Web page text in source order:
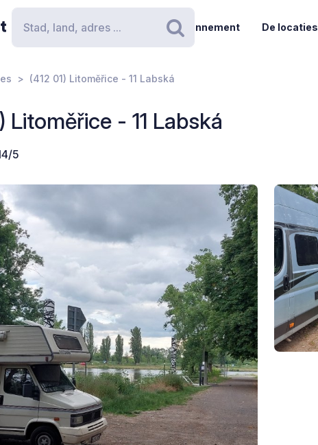
Zoeken
Abonnement De locaties
(412 01) Litoměřice - 11 Labská
Litoměřice - 11 Labská
5